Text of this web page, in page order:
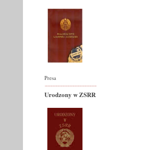
Presa
Urodzony w ZSRR